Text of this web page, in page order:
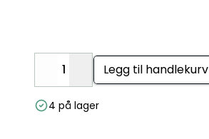
DecreaseIncrease
Legg til handlekurv
4 på lager